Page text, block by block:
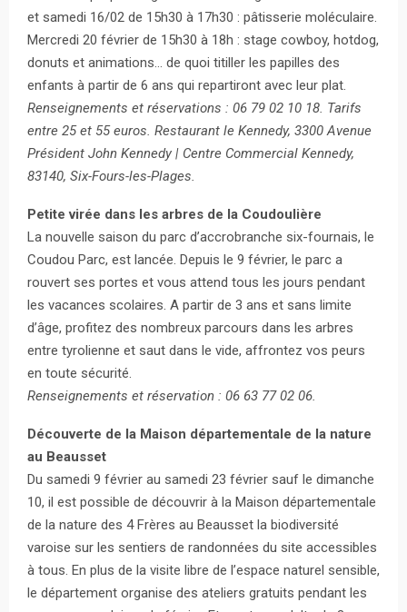
et samedi 16/02 de 15h30 à 17h30 : pâtisserie moléculaire.
Mercredi 20 février de 15h30 à 18h : stage cowboy, hotdog,
donuts et animations… de quoi titiller les papilles des
enfants à partir de 6 ans qui repartiront avec leur plat.
Renseignements et réservations : 06 79 02 10 18. Tarifs
entre 25 et 55 euros. Restaurant le Kennedy, 3300 Avenue
Président John Kennedy | Centre Commercial Kennedy,
83140, Six-Fours-les-Plages.
Petite virée dans les arbres de la Coudoulière
La nouvelle saison du parc d’accrobranche six-fournais, le
Coudou Parc, est lancée. Depuis le 9 février, le parc a
rouvert ses portes et vous attend tous les jours pendant
les vacances scolaires. A partir de 3 ans et sans limite
d’âge, profitez des nombreux parcours dans les arbres
entre tyrolienne et saut dans le vide, affrontez vos peurs
en toute sécurité.
Renseignements et réservation : 06 63 77 02 06.
Découverte de la Maison départementale de la nature
au Beausset
Du samedi 9 février au samedi 23 février sauf le dimanche
10, il est possible de découvrir à la Maison départementale
de la nature des 4 Frères au Beausset la biodiversité
varoise sur les sentiers de randonnées du site accessibles
à tous. En plus de la visite libre de l’espace naturel sensible,
le département organise des ateliers gratuits pendant les